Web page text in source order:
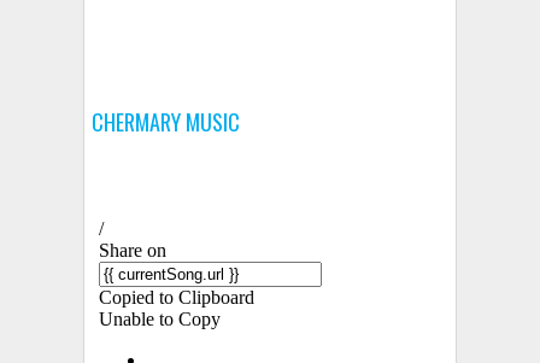
CHERMARY MUSIC